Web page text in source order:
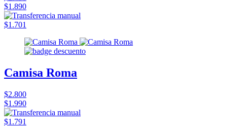
$1.890
$1.701
Camisa Roma
$2.800
$1.990
$1.791